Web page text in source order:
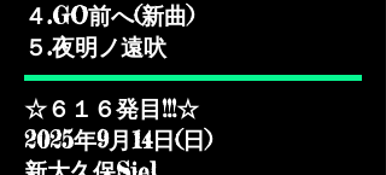
４.GO前へ(新曲)
​５.夜明ノ遠吠
☆６１６発目!!!☆
2025年9月14日(日)